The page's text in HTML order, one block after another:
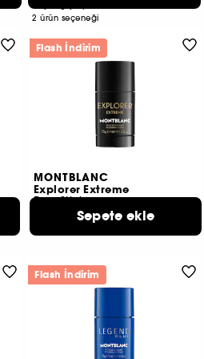
2 ürün seçeneği
MONTBLANC
Explorer Extreme
Deo Stick
1.599 TLSepete ekle
Flash İndirim
Flash İndirim